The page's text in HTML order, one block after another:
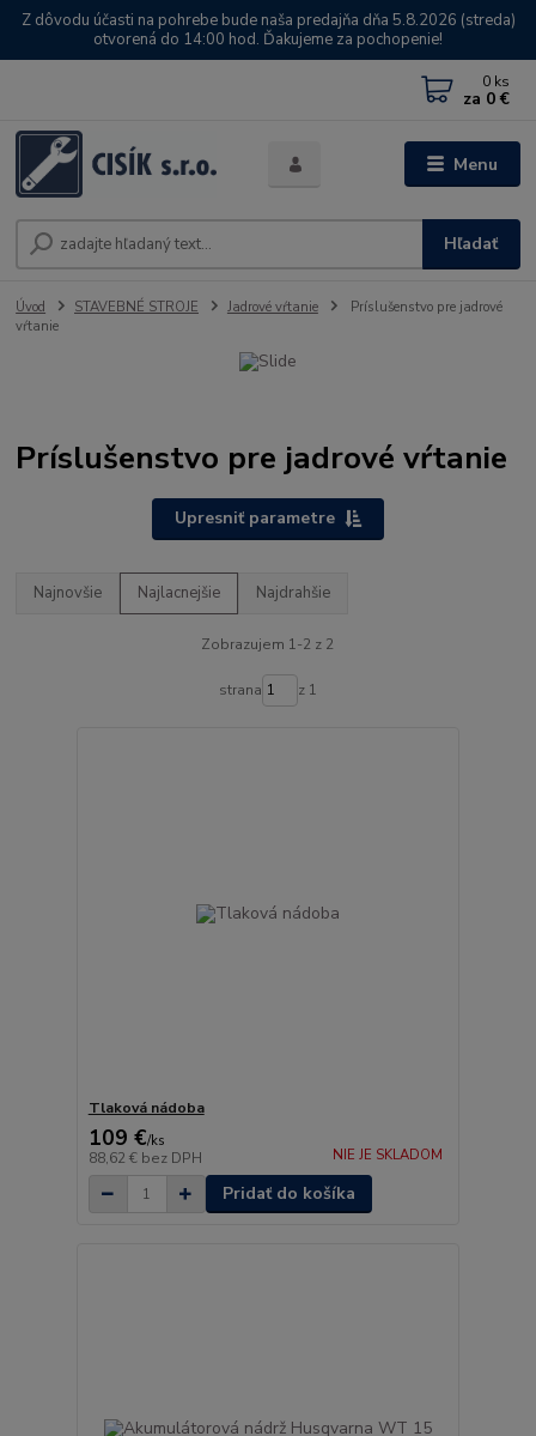
Z dôvodu účasti na pohrebe bude naša predajňa dňa 5.8.2026 (streda)
otvorená do 14:00 hod. Ďakujeme za pochopenie!
Menu
Hľadať
0 ks
za 0 €
Úvod STAVEBNÉ STROJE Jadrové vŕtanie
Príslušenstvo pre jadrové
vŕtanie
Príslušenstvo pre jadrové vŕtanie
Upresniť parametre
Najnovšie Najlacnejšie Najdrahšie
Zobrazujem 1-2 z 2
strana z 1
Tlaková nádoba
109 €/ks
88,62 € bez DPH NIE JE SKLADOM
Pridať do košíka